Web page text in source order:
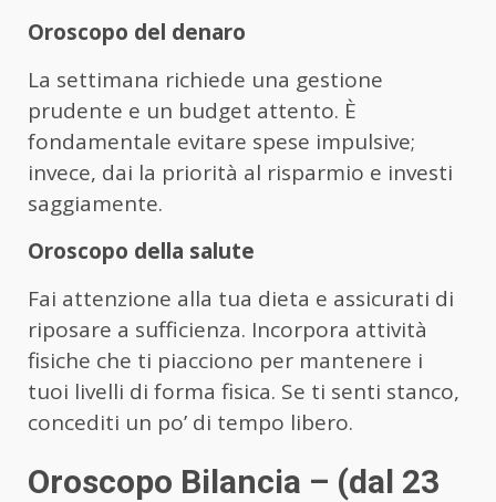
Oroscopo del denaro
La settimana richiede una gestione
prudente e un budget attento. È
fondamentale evitare spese impulsive;
invece, dai la priorità al risparmio e investi
saggiamente.
Oroscopo della salute
Fai attenzione alla tua dieta e assicurati di
riposare a sufficienza. Incorpora attività
fisiche che ti piacciono per mantenere i
tuoi livelli di forma fisica. Se ti senti stanco,
concediti un po’ di tempo libero.
Oroscopo Bilancia – (dal 23